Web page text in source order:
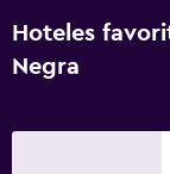
Hoteles
Negra